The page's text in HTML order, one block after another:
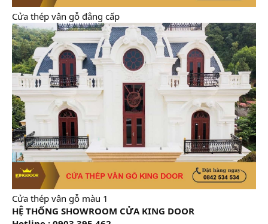
Cửa thép vân gỗ đẳng cấp
Cửa thép vân gỗ màu 1
HỆ THỐNG SHOWROOM CỬA KING DOOR